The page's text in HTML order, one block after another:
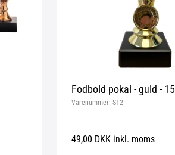
Fodbold pokal - guld -
Varenummer: ST2
49,00 DKK inkl. moms